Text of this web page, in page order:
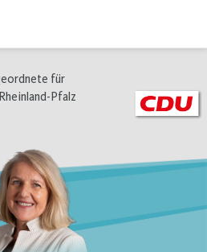
für
Pfalz